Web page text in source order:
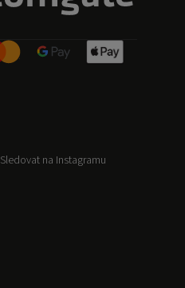
Sledovat na Instagramu